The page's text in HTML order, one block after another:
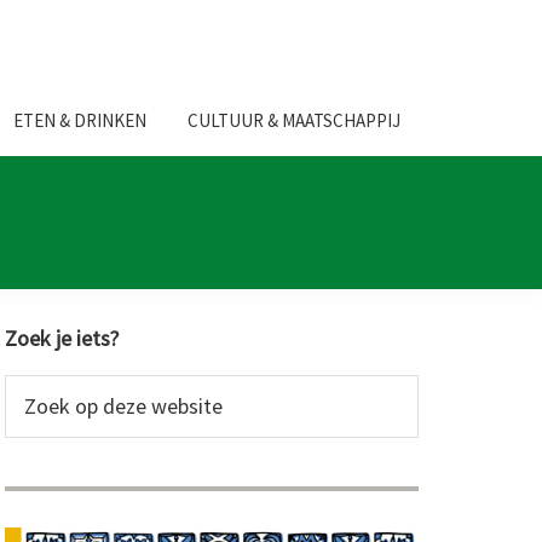
ETEN & DRINKEN CULTUUR & MAATSCHAPPIJ
Primaire
Sidebar
Zoek je iets?
op
website